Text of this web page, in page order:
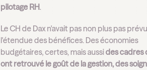
pilotage RH.
Le CH de Dax n'avait pas non plus pas
l'étendue des bénéfices. Des économies
budgétaires, certes, mais aussides cadres
ont retrouvé le goût de la gestion, des